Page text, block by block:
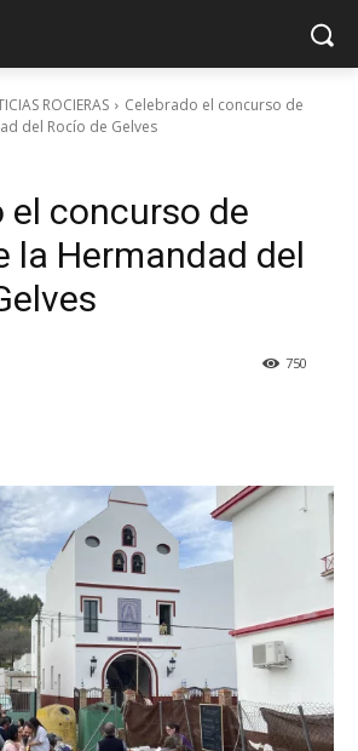
ROCIERAS
Celebrado el concurso de
del Rocío de Gelves
el concurso de
la Hermandad del
750